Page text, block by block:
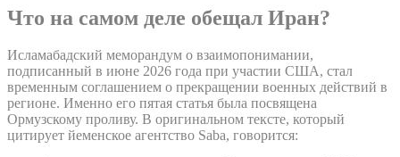
Что на самом деле обещал Иран?
Исламабадский меморандум о взаимопонимании,
подписанный в июне 2026 года при участии США, стал
временным соглашением о прекращении военных действий в
регионе. Именно его пятая статья была посвящена
Ормузскому проливу. В оригинальном тексте, который
цитирует йеменское агентство Saba, говорится: